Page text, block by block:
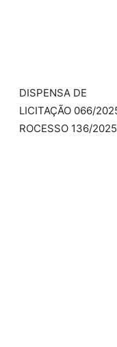
DISPENSA DE
LICITAÇÃO 066/
ROCESSO 136/2025